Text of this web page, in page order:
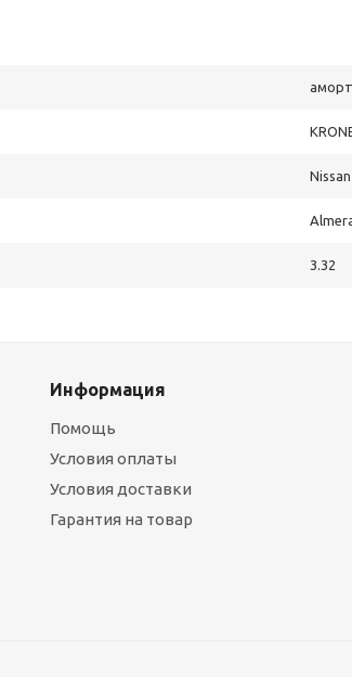
Nissan
3.32
Информация
Помощь
Условия оплаты
Условия доставки
Гарантия на товар